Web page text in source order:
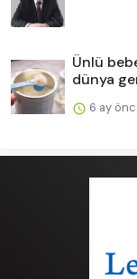
Ünlü
dünya
6 ay